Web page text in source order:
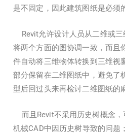
是不固定，因此建筑图纸是必须
Revit允许设计人员从二维或三
将两个方面的图协调一致，而且
件自动将三维物体转换到三维视
部分保留在二维图纸中，避免了
型后回过头来再检讨二维图纸的
而且Revit不采用历史树概念，
机械CAD中因历史树导致的问题